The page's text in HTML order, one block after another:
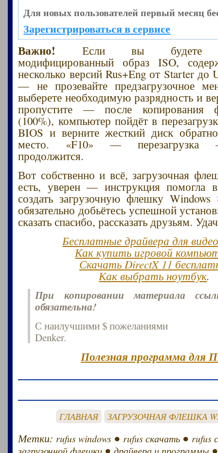
Для новых пользователей первый месяц
Зарегистрироваться в сервисе
Важно! Если вы будете
модифицированный образ ISO,
несколько версий Rus+Eng от Starter до
— не прозевайте предзагрузочное
выберете необходимую разрядность и
пропустите — после копирования
(100%), компьютер пойдёт в
BIOS и верните жесткий диск
место. «F10» — перезагрузка
продолжится.
Вот собственно и всё, загрузочная
есть, уверен — инструкция помогла
создать загрузочную флешку
обязательно добьётесь успешной
сказать спасибо, рассказать друзьям.
Бесплатные драйвера для
Как купить игровой
Скачать DirectX 11
Как выбрать ноутбук.
При копировании материала
обязательна!
С наилучшими $ пожеланиями
Denker.
Полезная программа для
ГЛАВНАЯ ЗАГРУЗОЧНАЯ ФЛЕШКА
Метки: rufus windows ● rufus скачать ● rufus
загрузочной флешки ●драйвера и программы